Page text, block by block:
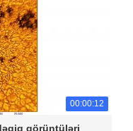
00:00:12
görüntüləri